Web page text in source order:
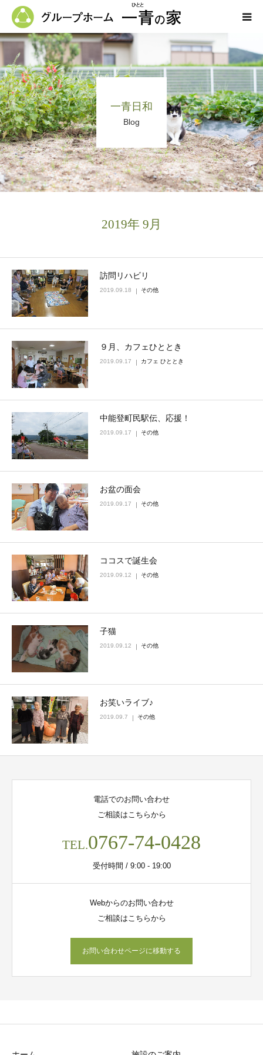
一青日和
Blog
2019年 9月
訪問リハビリ
2019.09.18 その他
９月、カフェひととき
2019.09.17 カフェ ひととき
中能登町民駅伝、応援！
2019.09.17 その他
お盆の面会
2019.09.17 その他
ココスで誕生会
2019.09.12 その他
子猫
2019.09.12 その他
お笑いライブ♪
2019.09.7 その他
電話でのお問い合わせ
ご相談はこちらから
TEL.0767-74-0428
受付時間 / 9:00 - 19:00
Webからのお問い合わせ
ご相談はこちらから
お問い合わせページに移動する
ホーム
一青の家の紹介
求人募集
ブログ
よくある質問